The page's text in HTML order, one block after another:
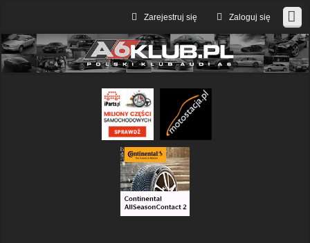
Zaloguj się
Zarejestruj się